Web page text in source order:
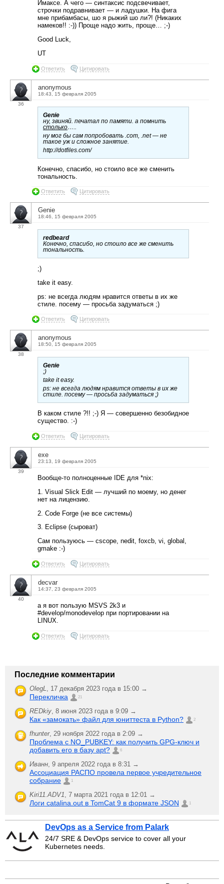
Имаксе. А чего — синтаксис подсвечивает,
строчки подравнивает — и ладушки. На фига
мне прибамбасы, шо я рыжий шо ли?! (Никаких
намеков!! :-)) Проще надо жить, проще… ;-)
Good Luck,
UT
Ответить Цитировать
36
anonymous
18:43, 15 февраля 2005
Genie
ну, звиняй. печатал по памяти. а помнить
столько…..
ну мог бы сам попробовать .com, .net — не
такое уж и сложное занятие.
http://dotfiles.com/
Конечно, спасибо, но стоило все же сменить
тональность.
Ответить Цитировать
37
Genie
18:46, 15 февраля 2005
redbeard
Конечно, спасибо, но стоило все же сменить
тональность.
;)
take it easy.
ps: не всегда людям нравится ответы в их же
стиле. посему — просьба задуматься ;)
Ответить Цитировать
38
anonymous
18:50, 15 февраля 2005
Genie
;)
take it easy.
ps: не всегда людям нравится ответы в их же
стиле. посему — просьба задуматься ;)
В каком стиле ?!! ;-) Я — совершенно безобидное
существо. :-)
Ответить Цитировать
39
exe
23:13, 19 февраля 2005
Вообще-то полноценные IDE для *nix:
1. Visual Slick Edit — лучший по моему, но денег
нет на лицензию.
2. Code Forge (не все системы)
3. Eclipse (сыроват)
Сам пользуюсь — cscope, nedit, foxcb, vi, global,
gmake :-)
Ответить Цитировать
40
decvar
14:37, 23 февраля 2005
а я вот пользую MSVS 2k3 и
#develop/monodevelop при портировании на
LINUX.
Ответить Цитировать
Последние комментарии
OlegL 17 декабря 2023 года в 15:00 →
Перекличка 21
REDkiy 8 июня 2023 года в 9:09 →
Как «замокать» файл для юниттеста в Python? 2
fhunter, 29 ноября 2022 года в 2:09 →
Проблема с NO_PUBKEY: как получить GPG-ключ и
добавить его в базу apt?
6
Иванн 9 апреля 2022 года в 8:31 →
Ассоциация РАСПО провела первое учредительное
собрание
1
Kiri11.ADV1 7 марта 2021 года в 12:01 →
Логи catalina.out в TomCat 9 в формате JSON 1
DevOps as a Service from Palark
24/7 SRE & DevOps service to cover all your
Kubernetes needs.